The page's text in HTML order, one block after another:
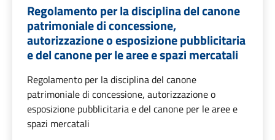
Regolamento per la disciplina del canone
patrimoniale di concessione,
autorizzazione o esposizione pubblicitaria
e del canone per le aree e spazi mercatali
Regolamento per la disciplina del canone
patrimoniale di concessione, autorizzazione o
esposizione pubblicitaria e del canone per le aree e
spazi mercatali